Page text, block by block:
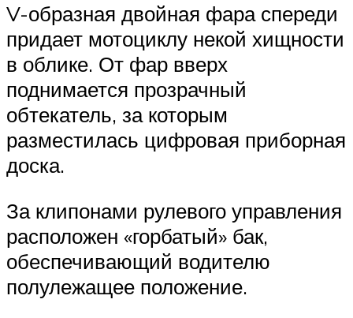
V-образная двойная фара спереди
придает мотоциклу некой хищности
в облике. От фар вверх
поднимается прозрачный
обтекатель, за которым
разместилась цифровая приборная
доска.
За клипонами рулевого управления
расположен «горбатый» бак,
обеспечивающий водителю
полулежащее положение.